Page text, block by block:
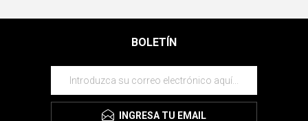
BOLETÍN
INGRESA TU EMAIL